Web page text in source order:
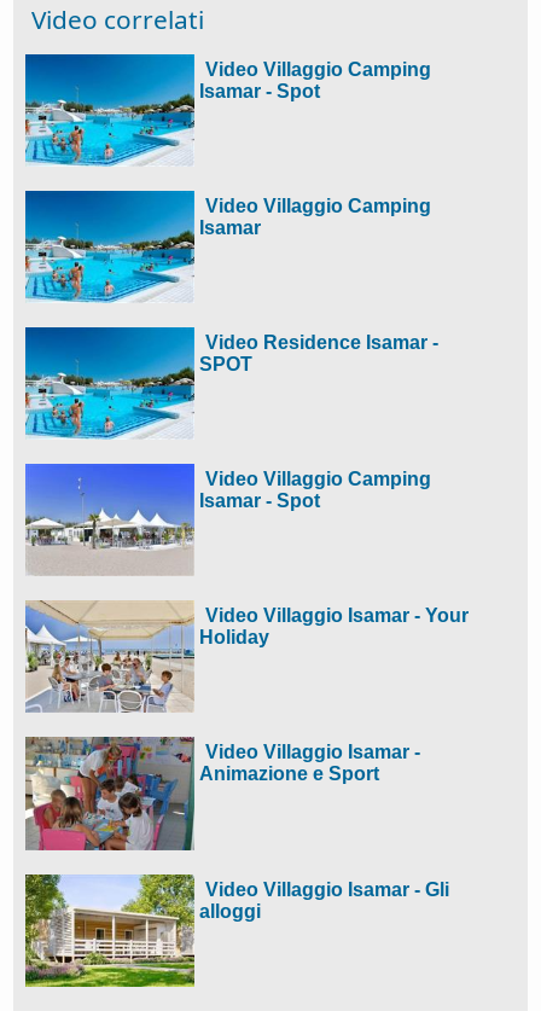
Video correlati
Video Villaggio Camping
Isamar - Spot
Video Villaggio Camping
Isamar
Video Residence Isamar -
SPOT
Video Villaggio Camping
Isamar - Spot
Video Villaggio Isamar - Your
Holiday
Video Villaggio Isamar -
Animazione e Sport
Video Villaggio Isamar - Gli
alloggi